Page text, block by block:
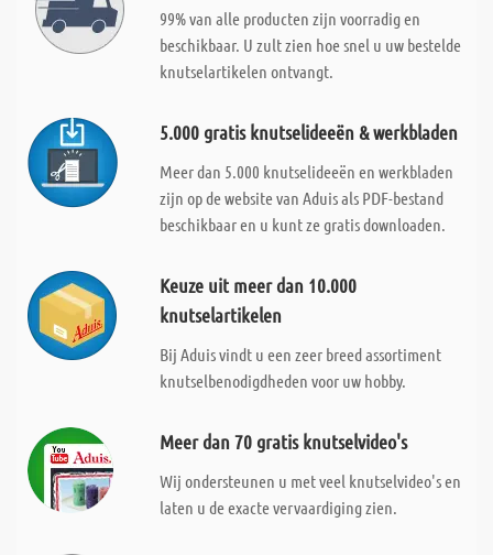
99% van alle producten zijn voorradig en
beschikbaar. U zult zien hoe snel u uw bestelde
knutselartikelen ontvangt.
5.000 gratis knutselideeën & werkbladen
Meer dan 5.000 knutselideeën en werkbladen
zijn op de website van Aduis als PDF-bestand
beschikbaar en u kunt ze gratis downloaden.
Keuze uit meer dan 10.000
knutselartikelen
Bij Aduis vindt u een zeer breed assortiment
knutselbenodigdheden voor uw hobby.
Meer dan 70 gratis knutselvideo's
Wij ondersteunen u met veel knutselvideo's en
laten u de exacte vervaardiging zien.